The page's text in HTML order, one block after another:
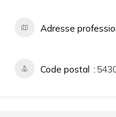
Adresse
Code postal